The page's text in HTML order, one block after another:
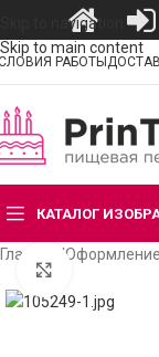
Skip to navigation
Skip to main content
РАБОТЫ
КАТАЛОГ
Главная /Оформление